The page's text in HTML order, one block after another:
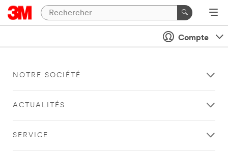
Compte
NOTRE SOCIÉTÉ
ACTUALITÉS
SERVICE